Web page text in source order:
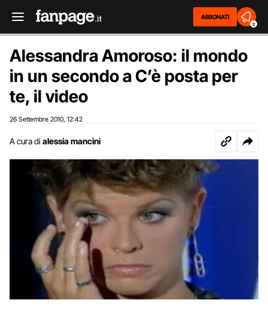
ABBONATI
2
Alessandra Amoroso: il mondo
in un secondo a C’è posta per
te, il video
26 Settembre 2010 12:42
A cura di alessia mancini